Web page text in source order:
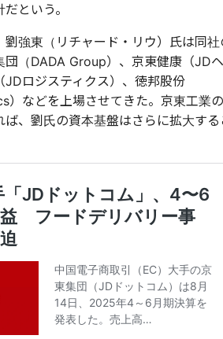
という。
劉強東（リチャード・リウ）氏は同社
団（DADA Group）、京東健康（JDヘ
JDロジスティクス）、徳邦股份
）などを上場させてきた。京東工業の
ば、劉氏の資本基盤はさらに拡大する